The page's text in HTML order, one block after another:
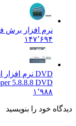
نرم افزار برش
۱۴۷٬۶۹۴
DVD نرم افزار استخراج و تبدیل DVD فیلم
5.8.8.8 DVD
۱٬۹۸۸
دیدگاه خود را بنویسید